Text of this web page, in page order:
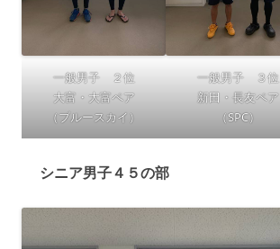
一般男子 ２位
大富・大富ペア
（ブルースカイ）
一般男子 ３位
新田・長友ペア
（SPC）
シニア男子４５の部